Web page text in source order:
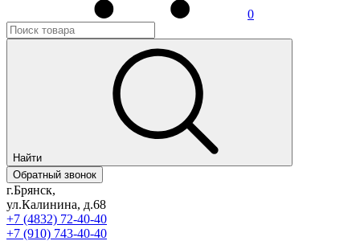
0
Найти
Обратный звонок
г.Брянск,
ул.Калинина, д.68
+7 (4832) 72-40-40
+7 (910) 743-40-40